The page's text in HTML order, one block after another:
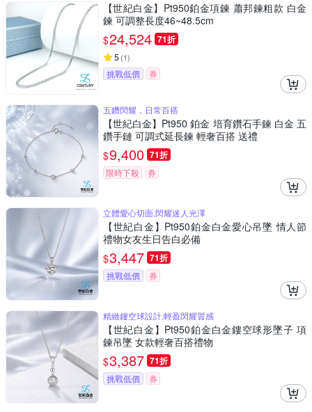
【世紀白金】Pt950鉑金項鍊 蕭邦鍊粗款 白金
鍊 可調整長度46~48.5cm
$24,524 71折
5 (1)
挑戰低價 券
五鑽閃耀，日常百搭
【世紀白金】Pt950 鉑金 培育鑽石手鍊 白金 五
鑽手鏈 可調式延長鍊 輕奢百搭 送禮
$9,400 71折
限時下殺 券
立體愛心切面,閃耀迷人光澤
【世紀白金】Pt950鉑金白金愛心吊墜 情人節
禮物女友生日告白必備
$3,447 71折
挑戰低價 券
精緻鏤空球設計,輕盈閃耀質感
【世紀白金】Pt950鉑金白金鏤空球形墜子 項
鍊吊墜 女款輕奢百搭禮物
$3,387 71折
挑戰低價 券